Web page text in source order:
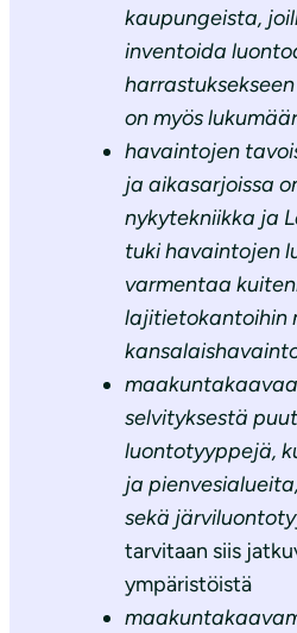
kaupungeista,
inventoida
on myös
havaintojen
ja aikasarjoissa
nykytekniikka ja
tuki havaintojen
varmentaa
lajitietokantoihin
selvityksestä
luontotyyppejä,
ja
sekä
tarvitaan siis
ympäristöistä